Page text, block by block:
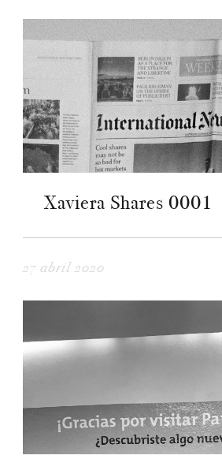
Xaviera Shares 0001
27 abril 2020